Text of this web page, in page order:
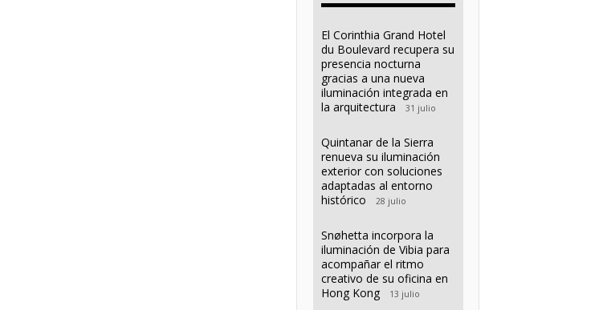
El Corinthia Grand Hotel
du Boulevard recupera su
presencia nocturna
gracias a una nueva
iluminación integrada en
la arquitectura
31 julio
Quintanar de la Sierra
renueva su iluminación
exterior con soluciones
adaptadas al entorno
histórico
28 julio
Snøhetta incorpora la
iluminación de Vibia para
acompañar el ritmo
creativo de su oficina en
Hong Kong
13 julio